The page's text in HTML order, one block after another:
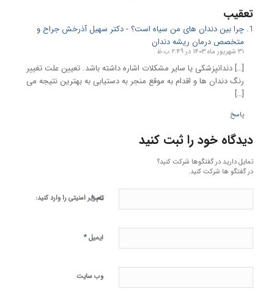
تعقیب
چرا بین دندان های من سیاه است؟ - دكتر سهیل آذرخش جراح و
متخصص درمان ریشه دندان
۳۱ شهریور ماه ۱۴۰۳ در ۲:۴۹ ب.ظ
[…] دندانپزشکی یا سایر مشکلات اشاره داشته باشد. تعیین علت تغییر
رنگ دندان ها و اقدام به موقع منجر به دستیابی به بهترین نتیجه می
[…]
پاسخ
دیدگاه خود را ثبت کنید
تمایل دارید در گفتگوها شرکت کنید؟
در گفتگو ها شرکت کنید.
نام*
ایمیل*
وب‌ سایت
تصویر امنیتی را وارد کنید: